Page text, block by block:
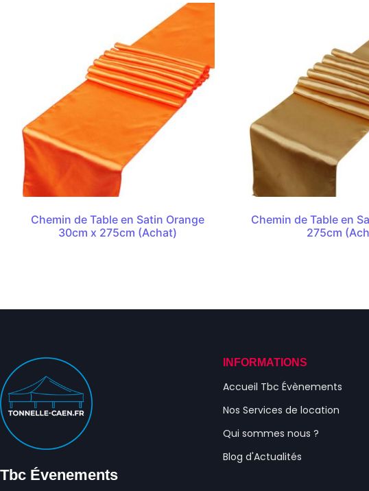
Chemin de Table en Satin Orange
30cm x 275cm (Achat)
Chemin de Table en
275cm
Tbc Évenements
INFORMATIONS
Accueil Tbc Évènements
Nos Services de location
Qui sommes nous ?
Blog d'Actualités